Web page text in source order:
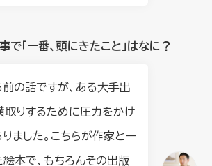
で「一番、頭にきたこと」はなに？
の話ですが、ある大手出
取りするために圧力をかけ
ました。こちらが作家と一
本で、もちろんその出版